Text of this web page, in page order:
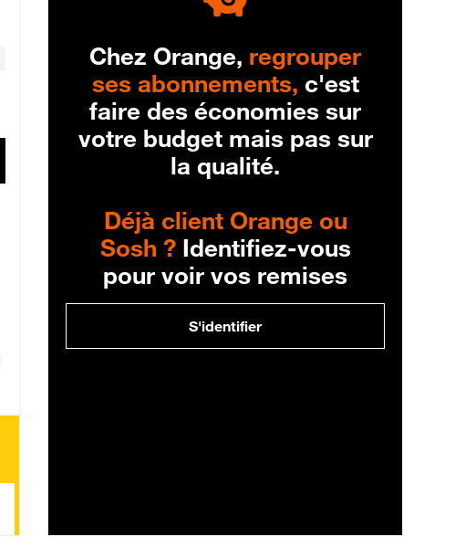
Chez Orange, regrouper
ses abonnements, c'est
faire des économies sur
votre budget mais pas sur
la qualité.
Déjà client Orange ou
Sosh ?Identifiez-vous
pour voir vos remises
S'identifier